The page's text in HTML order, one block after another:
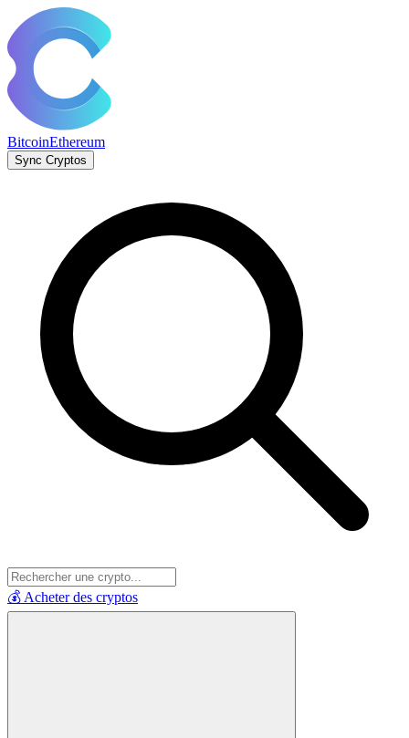
BitcoinEthereum
Sync Cryptos
💰 Acheter des cryptos